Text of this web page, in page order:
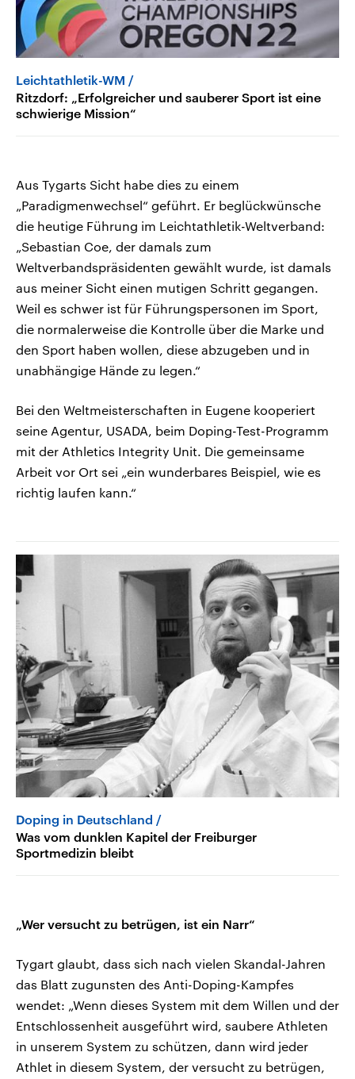
Leichtathletik-WM
Ritzdorf: „Erfolgreicher und sauberer Sport ist eine
schwierige Mission“
Aus Tygarts Sicht habe dies zu einem
„Paradigmenwechsel“ geführt. Er beglückwünsche
die heutige Führung im Leichtathletik-Weltverband:
„Sebastian Coe, der damals zum
Weltverbandspräsidenten gewählt wurde, ist damals
aus meiner Sicht einen mutigen Schritt gegangen.
Weil es schwer ist für Führungspersonen im Sport,
die normalerweise die Kontrolle über die Marke und
den Sport haben wollen, diese abzugeben und in
unabhängige Hände zu legen.“
Bei den Weltmeisterschaften in Eugene kooperiert
seine Agentur, USADA, beim Doping-Test-Programm
mit der Athletics Integrity Unit. Die gemeinsame
Arbeit vor Ort sei „ein wunderbares Beispiel, wie es
richtig laufen kann.“
Doping in Deutschland
Was vom dunklen Kapitel der Freiburger
Sportmedizin bleibt
„Wer versucht zu betrügen, ist ein Narr“
Tygart glaubt, dass sich nach vielen Skandal-Jahren
das Blatt zugunsten des Anti-Doping-Kampfes
wendet: „Wenn dieses System mit dem Willen und der
Entschlossenheit ausgeführt wird, saubere Athleten
in unserem System zu schützen, dann wird jeder
Athlet in diesem System, der versucht zu betrügen,